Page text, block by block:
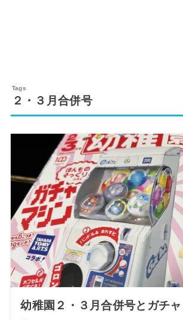
２・３月合併号
幼稚園２・３月合併号とガチャ